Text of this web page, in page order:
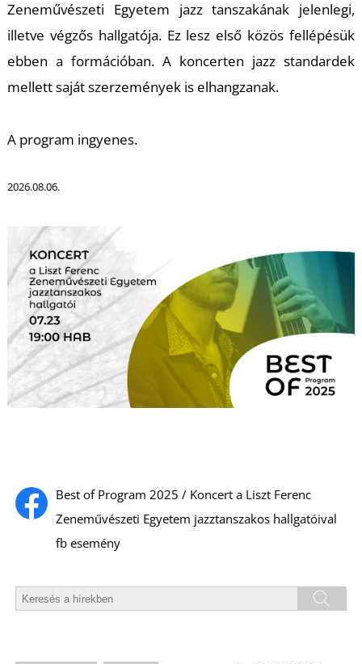
Best of Program 2025 / Koncert a Liszt Ferenc
Zeneművészeti Egyetem jazztanszakos hallgatóival
fb esemény
Zeneművészeti Egyetem jazz tanszakának jelenlegi,
illetve végzős hallgatója. Ez lesz első közös fellépésük
ebben a formációban. A koncerten jazz standardek
mellett saját szerzemények is elhangzanak.
A program ingyenes.
2026.08.06.